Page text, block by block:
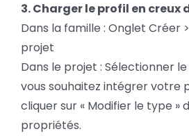
3. Charger le profil en creux
Dans la famille : Onglet Créer
projet
Dans le projet : Sélectionner
vous souhaitez intégrer votre
cliquer sur « Modifier le type »
propriétés.